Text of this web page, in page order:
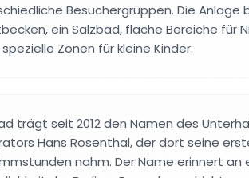
Besuchergruppen. Die Anlage
ein Salzbad, flache Bereiche für
Zonen für kleine Kinder.
trägt seit 2012 den Namen des
Hans Rosenthal, der dort seine
nahm. Der Name erinnert an